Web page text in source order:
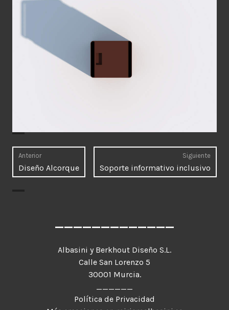
Navegación
de
Anterior
Entrada
anterior:
Diseño Alcorque
Siguiente
Soporte informativo inclusivo
_____________
Albasini y Berkhout Diseño S.L.
Calle San Lorenzo 5
30001 Murcia.
Política de Privacidad